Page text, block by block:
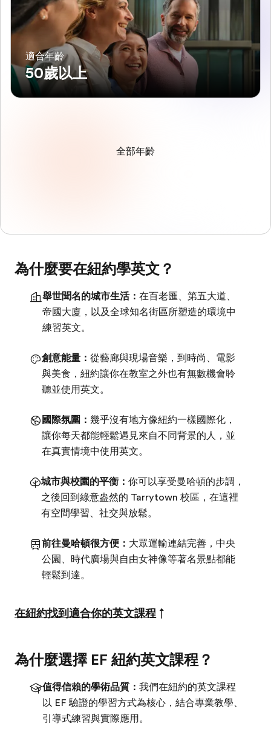
適合年齡
50歲以上
全部年齡
為什麼要在紐約學英文？
舉世聞名的城市生活： 在百老匯、第五大道、
帝國大廈，以及全球知名街區所塑造的環境中
練習英文。
創意能量： 從藝廊與現場音樂，到時尚、電影
與美食，紐約讓你在教室之外也有無數機會聆
聽並使用英文。
國際氛圍： 幾乎沒有地方像紐約一樣國際化，
讓你每天都能輕鬆遇見來自不同背景的人，並
在真實情境中使用英文。
城市與校園的平衡： 你可以享受曼哈頓的步調，
之後回到綠意盎然的 Tarrytown 校區，在這裡
有空間學習、社交與放鬆。
前往曼哈頓很方便： 大眾運輸連結完善，中央
公園、時代廣場與自由女神像等著名景點都能
輕鬆到達。
在紐約找到適合你的英文課程 ↑
為什麼選擇 EF 紐約英文課程？
值得信賴的學術品質： 我們在紐約的英文課程
以 EF 驗證的學習方式為核心，結合專業教學、
引導式練習與實際應用。